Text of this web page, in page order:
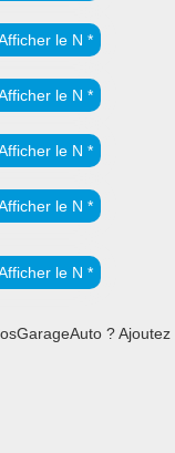
le N *
le N *
le N *
le N *
le N *
? Ajoutez